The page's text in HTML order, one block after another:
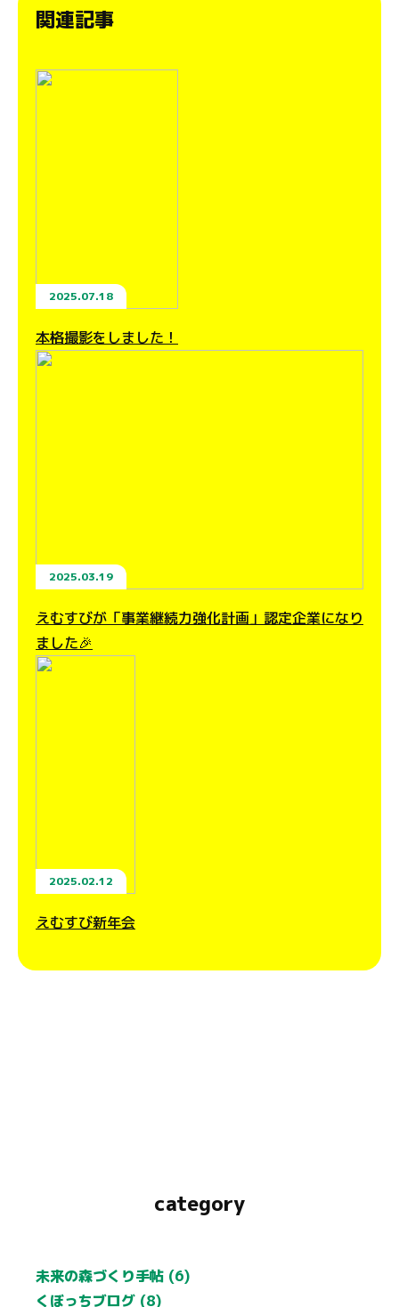
関連記事
2025.07.18
本格撮影をしました！
2025.03.19
えむすびが「事業継続力強化計画」認定企業になり
ました🎉
2025.02.12
えむすび新年会
category
未来の森づくり手帖 (6)
くぼっちブログ (8)